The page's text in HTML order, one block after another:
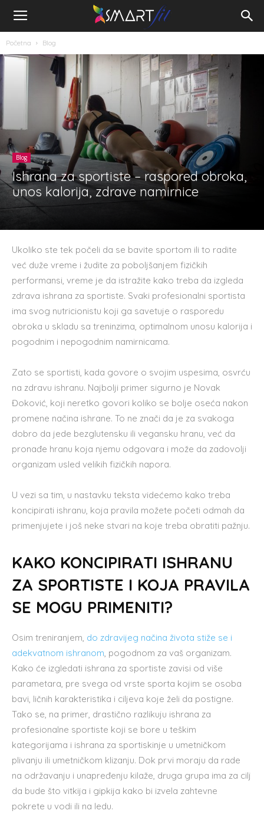
Početna Blog
Blog
Ishrana za sportiste – raspored obroka,
unos kalorija, zdrave namirnice
Ukoliko ste tek počeli da se bavite sportom ili to radite
već duže vreme i žudite za poboljšanjem fizičkih
performansi, vreme je da istražite kako treba da izgleda
zdrava ishrana za sportiste. Svaki profesionalni sportista
ima svog nutricionistu koji ga savetuje o rasporedu
obroka u skladu sa treninzima, optimalnom unosu kalorija i
pogodnim i nepogodnim namirnicama.
Zato se sportisti, kada govore o svojim uspesima, osvrću
na zdravu ishranu. Najbolji primer sigurno je Novak
Đoković, koji neretko govori koliko se bolje oseća nakon
promene načina ishrane. To ne znači da je za svakoga
dobro da jede bezglutensku ili vegansku hranu, već da
pronađe hranu koja njemu odgovara i može da zadovolji
organizam usled velikih fizičkih napora.
U vezi sa tim, u nastavku teksta videćemo kako treba
koncipirati ishranu, koja pravila možete početi odmah da
primenjujete i još neke stvari na koje treba obratiti pažnju.
KAKO KONCIPIRATI ISHRANU
ZA SPORTISTE I KOJA PRAVILA
SE MOGU PRIMENITI?
Osim treniranjem, do zdravijeg načina života stiže se i
adekvatnom ishranom, pogodnom za vaš organizam.
Kako će izgledati ishrana za sportiste zavisi od više
parametara, pre svega od vrste sporta kojim se osoba
bavi, ličnih karakteristika i ciljeva koje želi da postigne.
Tako se, na primer, drastično razlikuju ishrana za
profesionalne sportiste koji se bore u teškim
kategorijama i ishrana za sportiskinje u umetničkom
plivanju ili umetničkom klizanju. Dok prvi moraju da rade
na održavanju i unapređenju kilaže, druga grupa ima za cilj
da bude što vitkija i gipkija kako bi izvela zahtevne
pokrete u vodi ili na ledu.